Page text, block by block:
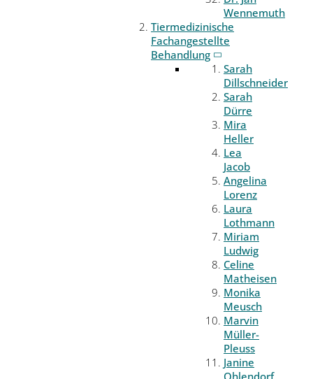
Wennemuth
Tiermedizinische
Fachangestellte
Behandlung
Sarah
Dillschneider
Sarah
Dürre
Mira
Heller
Lea
Jacob
Angelina
Lorenz
Laura
Lothmann
Miriam
Ludwig
Celine
Matheisen
Monika
Meusch
Marvin
Müller-
Pleuss
Janine
Ohlendorf